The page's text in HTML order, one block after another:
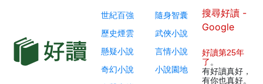
世紀百強
隨身智囊
歷史煙雲
武俠小說
懸疑小說
言情小說
奇幻小說
小說園地
搜尋好讀 -
Google
好讀第25年
了 。
有好讀真好，
有你也真好。